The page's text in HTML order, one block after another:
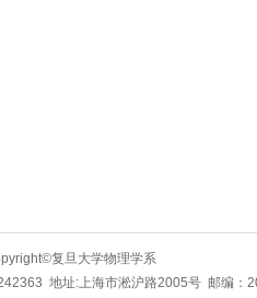
复旦大学物理学系
地址:上海市淞沪路2005号 邮编：